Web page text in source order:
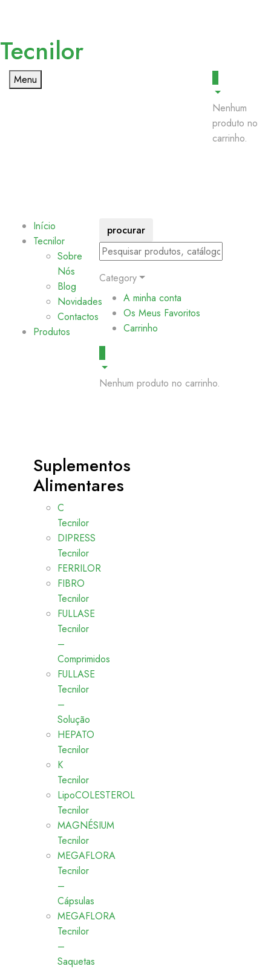
Tecnilor
Menu
Nenhum
produto no
carrinho.
Início
Tecnilor
Sobre
Nós
Blog
Novidades
Contactos
Produtos
Suplementos
Alimentares
C
Tecnilor
DIPRESS
Tecnilor
FERRILOR
FIBRO
Tecnilor
FULLASE
Tecnilor
–
Comprimidos
FULLASE
Tecnilor
–
Solução
HEPATO
Tecnilor
K
Tecnilor
LipoCOLESTEROL
Tecnilor
MAGNÉSIUM
Tecnilor
MEGAFLORA
Tecnilor
–
Cápsulas
MEGAFLORA
Tecnilor
–
Saquetas
procurar
Category
A minha conta
Os Meus Favoritos
Carrinho
Nenhum produto no carrinho.